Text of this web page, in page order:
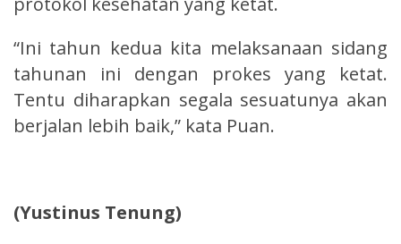
“Ini tahun kedua kita melaksanaan sidang
tahunan ini dengan prokes yang ketat.
Tentu diharapkan segala sesuatunya akan
berjalan lebih baik,” kata Puan.
(Yustinus Tenung)